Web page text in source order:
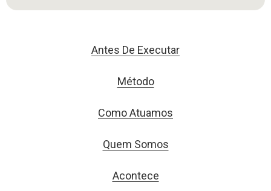
Antes De Executar
Método
Como Atuamos
Quem Somos
Acontece